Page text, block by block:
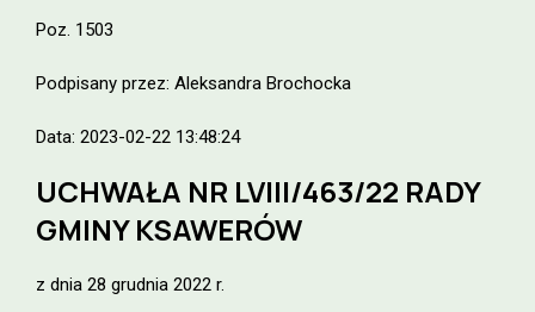
Poz. 1503
Podpisany przez: Aleksandra Brochocka
Data: 2023-02-22 13:48:24
UCHWAŁA NR LVIII/463/22 RADY
GMINY KSAWERÓW
z dnia 28 grudnia 2022 r.